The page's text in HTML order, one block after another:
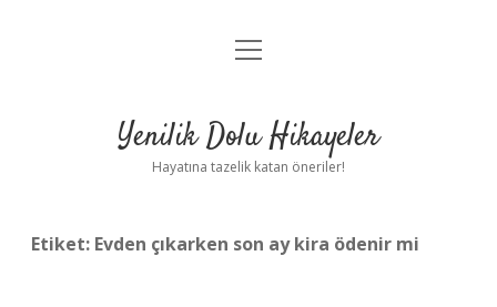
Anasayfa
Yasal Uyarı
menüyü
Yenilik Dolu Hikayeler
Hayatına tazelik katan öneriler!
Etiket: Evden çıkarken son ay kira ödenir mi